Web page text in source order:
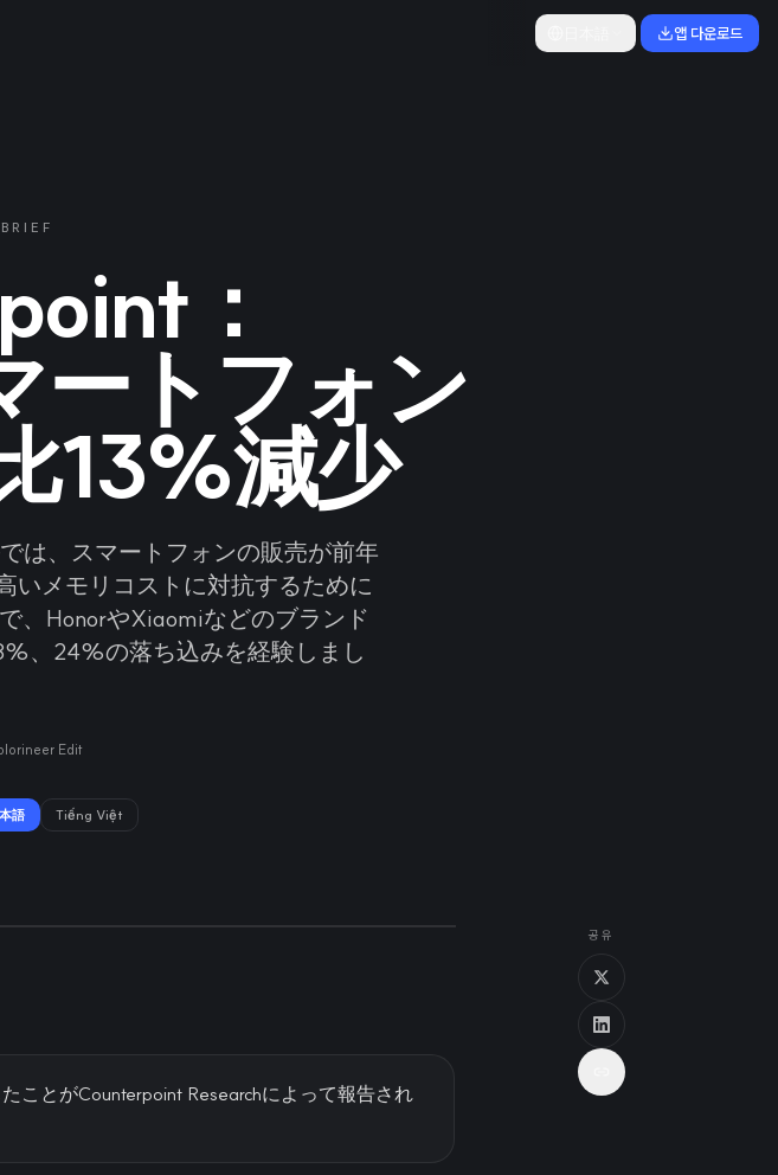
앱 다운로드
：
ートフォン
13%減少
は、スマートフォンの販売が前年
いメモリコストに対抗するために
、HonorやXiaomiなどのブランド
、24%の落ち込みを経験しまし
Edit
語 Tiếng Việt
ことがCounterpoint Researchによって報告され
공유